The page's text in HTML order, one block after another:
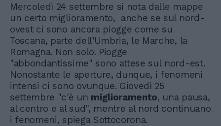
Mercoledì 24 settembre si nota dalle mappe
un certo miglioramento, anche se sul nord-
ovest ci sono ancora piogge come su
Toscana, parte dell'Umbria, le Marche, la
Romagna. Non solo. Piogge
"abbondantissime" sono attese sul nord-est.
Nonostante le aperture, dunque, i fenomeni
intensi ci sono ovunque. Giovedì 25
settembre "c'è un miglioramento, una pausa,
al centro e al sud", mentre al nord continuano
i fenomeni, spiega Sottocorona.